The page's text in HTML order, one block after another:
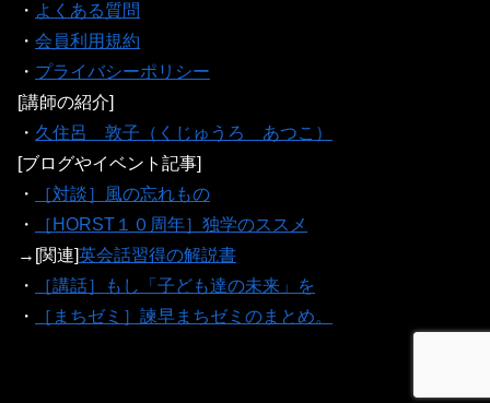
・ よくある質問
・ 会員利用規約
・ プライバシーポリシー
[講師の紹介]
・ 久住呂 敦子（くじゅうろ あつこ）
[ブログやイベント記事]
・
［対談］風の忘れもの
・
［HORST１０周年］独学のススメ
→[関連]英会話習得の解説書
・
［講話］もし「子ども達の未来」を
・
［まちゼミ］諫早まちゼミのまとめ。